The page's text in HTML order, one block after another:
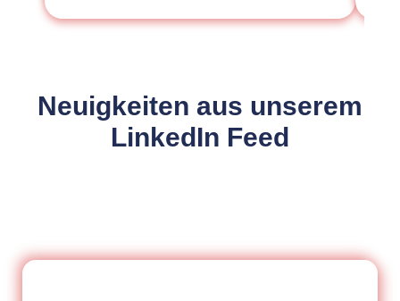
Neuigkeiten aus unserem
LinkedIn Feed